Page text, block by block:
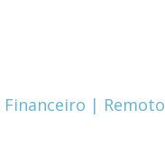
| Remoto